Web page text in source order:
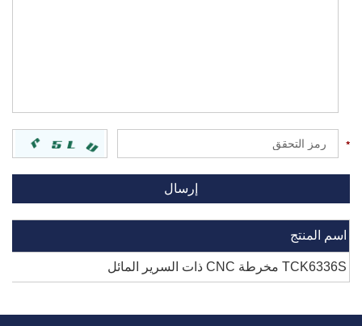
اسم المنتج
TCK6336S مخرطة CNC ذات السرير المائل